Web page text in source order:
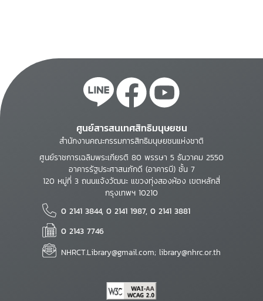
ศูนย์สารสนเทศสิทธิมนุษยชน
สำนักงานคณะกรรมการสิทธิมนุษยชนแห่งชาติ
ศูนย์ราชการเฉลิมพระเกียรติ 80 พรรษา 5 ธันวาคม 2550
อาคารรัฐประศาสนภักดี (อาคารบี) ชั้น 7
120 หมู่ที่ 3 ถนนแจ้งวัฒนะ แขวงทุ่งสองห้อง เขตหลักสี่
กรุงเทพฯ 10210
0 2141 3844, 0 2141 1987, 0 2141 3881
0 2143 7746
NHRCT.Library@gmail.com; library@nhrc.or.th